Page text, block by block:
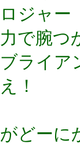
ロジャ
力で腕つ
ブライア
え！
天才
がどーに